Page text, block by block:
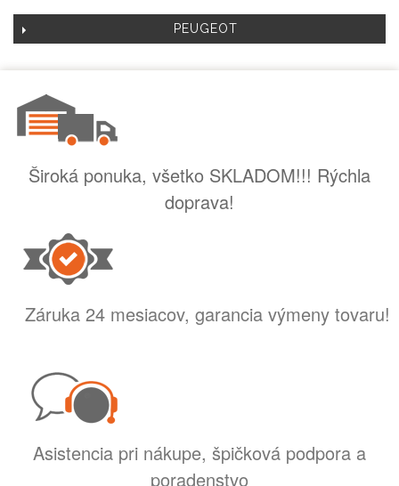
PEUGEOT
Široká ponuka, všetko SKLADOM!!! Rýchla
doprava!
Záruka 24 mesiacov, garancia výmeny tovaru!
Asistencia pri nákupe, špičková podpora a
poradenstvo